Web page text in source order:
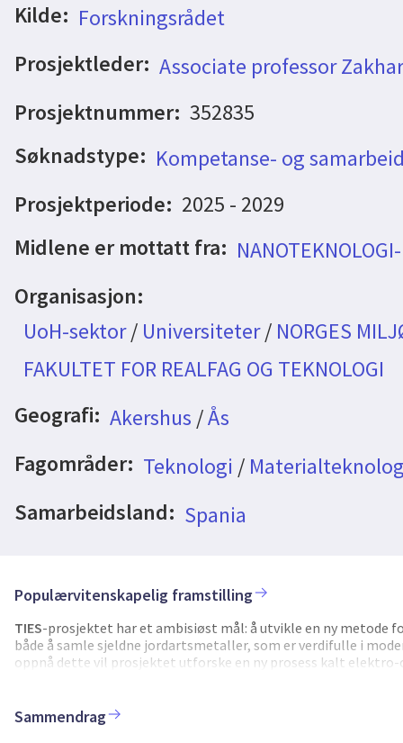
Kilde: Forskningsrådet
Prosjektleder: Associate professor
Prosjektnummer: 352835
Søknadstype: Kompetanse- og
Prosjektperiode: 2025 - 2029
Midlene er mottatt fra:
Organisasjon:
UoH-sektor/ Universiteter/ NORGES
FAKULTET FOR REALFAG OG TEKNOLOGI
Geografi: Akershus /Ås
Fagområder: Teknologi /
Samarbeidsland: Spania
Populærvitenskapelig framstilling
TIES-prosjektet har et ambisiøst mål: å utvikle en ny metode
både å samle sjeldne jordartsmetaller, som er verdifulle i
oppnå dette vil prosjektet utforske en ny prosess kalt
membranene kan fungere i stabelsystemer, noe som kan
være en løsning på både miljøutfordringer og industrielle
Sammendrag